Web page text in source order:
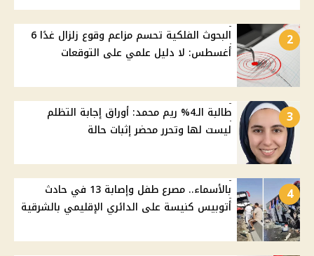
2
البحوث الفلكية تحسم مزاعم وقوع زلزال غدًا 6
أغسطس: لا دليل علمي على التوقعات
3
طالبة الـ4% ريم محمد: أوراق إجابة التظلم
ليست لها وتحرر محضر إثبات حالة
4
بالأسماء.. مصرع طفل وإصابة 13 في حادث
أتوبيس كنيسة على الدائري الإقليمي بالشرقية